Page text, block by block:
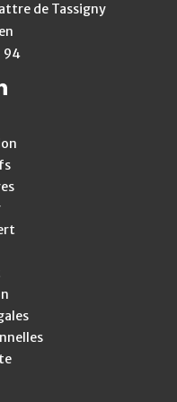
de Tassigny
94